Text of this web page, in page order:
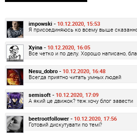
impowski - 10.12.2020, 15:53
Я присоединяюсь ко всему выше
Xyina - 10.12.2020, 16:05
Все четко и по делу. Хорошо написано,
Nesu_dobro - 10.12.2020, 16:48
Всегда приятно читать умных людей
semisoft - 10.12.2020, 17:09
А який це движок? теж хочу блог завести
beetrootfollower - 10.12.2020, 17:56
Готовий дискутувати по темі?